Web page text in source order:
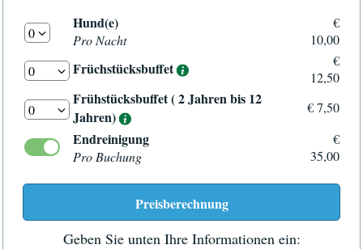
Hund(e)
Pro Nacht
€
10,00
Früchstücksbuffet
€
12,50
Frühstücksbuffet ( 2 Jahren bis 12
Jahren)
€ 7,50
Endreinigung
Pro Buchung
€
35,00
Geben Sie unten Ihre Informationen ein: